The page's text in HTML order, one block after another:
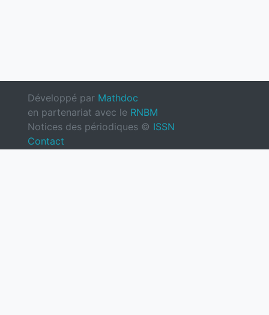
Développé par Mathdoc
en partenariat avec le RNBM
Notices des périodiques © ISSN
Contact